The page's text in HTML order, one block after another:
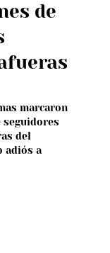
de
marcaron
seguidores
del
adiós a